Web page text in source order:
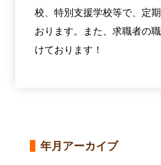
校、特別支援学校等で、定
おります。また、求職者の
けております！
年月アーカイブ